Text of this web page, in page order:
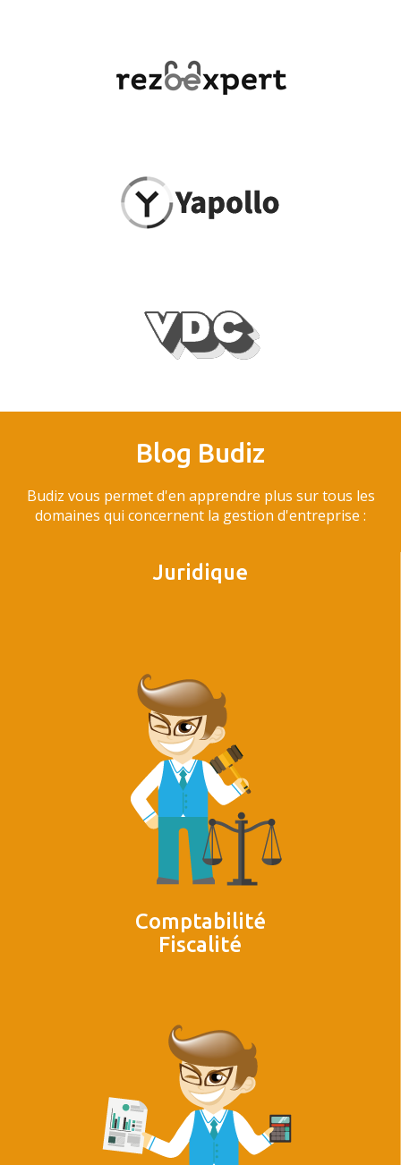
Blog Budiz
Budiz vous permet d'en apprendre plus sur tous les
domaines qui concernent la gestion d'entreprise :
Juridique
Comptabilité
Fiscalité